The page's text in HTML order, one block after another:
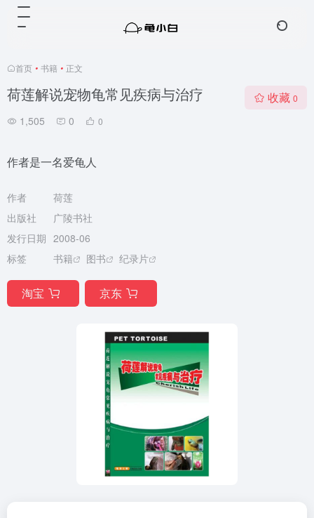
首页 • 书籍 • 正文
荷莲解说宠物龟常见疾病与治疗
1,505 0 0
收藏 0
作者是一名爱龟人
作者
荷莲
出版社
广陵书社
发行日期 2008-06
标签
书籍 图书 纪录片
淘宝 京东